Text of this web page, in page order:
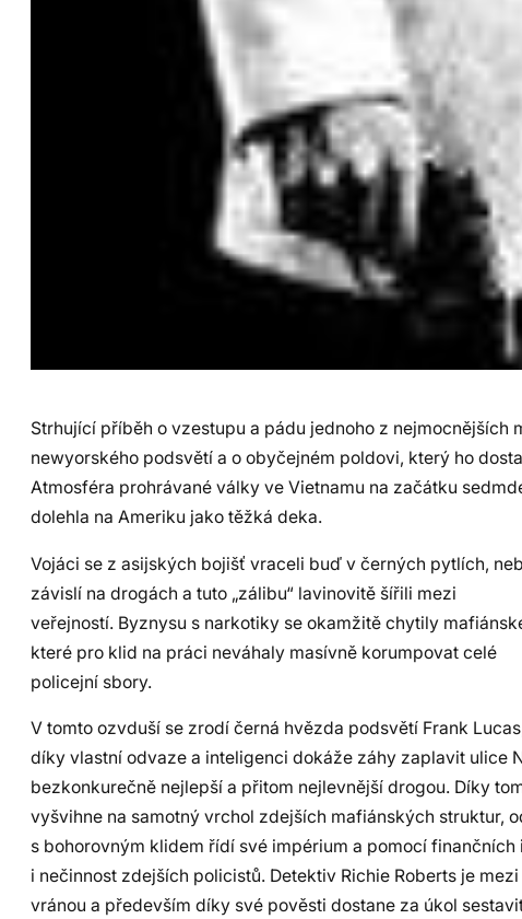
Strhující příběh o vzestupu a pádu jednoho z nejmocnějších
newyorského podsvětí a o obyčejném poldovi, který ho
Atmosféra prohrávané války ve Vietnamu na začátku
dolehla na Ameriku jako těžká deka.
Vojáci se z asijských bojišť vraceli buď v černých pytlích,
závislí na drogách a tuto „zálibu“ lavinovitě šířili mezi
veřejností. Byznysu s narkotiky se okamžitě chytily
které pro klid na práci neváhaly masívně korumpovat celé
policejní sbory.
V tomto ozvduší se zrodí černá hvězda podsvětí Frank
díky vlastní odvaze a inteligenci dokáže záhy zaplavit ulice
bezkonkurečně nejlepší a přitom nejlevnější drogou. Díky
vyšvihne na samotný vrchol zdejších mafiánských struktur,
s bohorovným klidem řídí své impérium a pomocí finančních
i nečinnost zdejších policistů. Detektiv Richie Roberts je
vránou a především díky své pověsti dostane za úkol